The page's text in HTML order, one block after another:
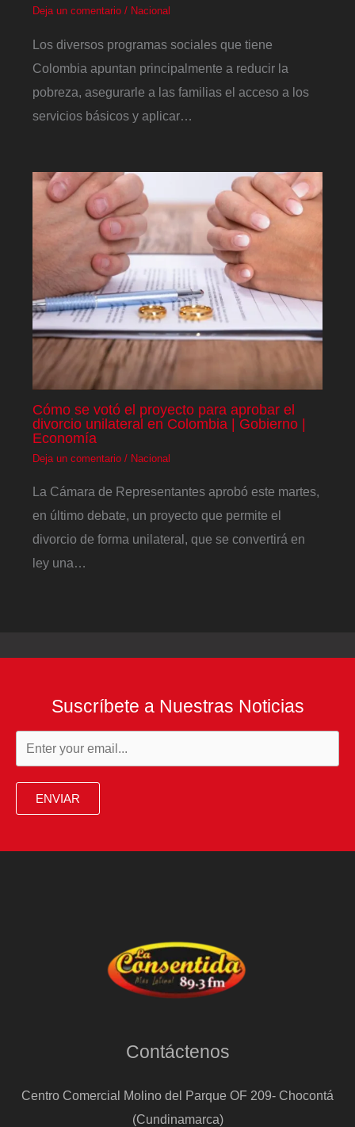
Deja un comentario / Nacional
Los diversos programas sociales que tiene
Colombia apuntan principalmente a reducir la
pobreza, asegurarle a las familias el acceso a los
servicios básicos y aplicar…
Cómo se votó el proyecto para aprobar el
divorcio unilateral en Colombia | Gobierno |
Economía
Deja un comentario / Nacional
La Cámara de Representantes aprobó este martes,
en último debate, un proyecto que permite el
divorcio de forma unilateral, que se convertirá en
ley una…
Suscríbete a Nuestras Noticias
ENVIAR
Contáctenos
Centro Comercial Molino del Parque OF 209- Chocontá
(Cundinamarca)